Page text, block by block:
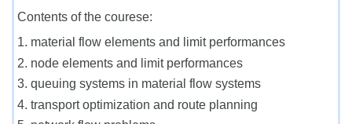
Contents of the courese:
1. material flow elements and limit performances
2. node elements and limit performances
3. queuing systems in material flow systems
4. transport optimization and route planning